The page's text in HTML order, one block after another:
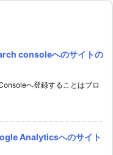
consoleへのサイトの
へ登録することはブロ
Analyticsへのサイト